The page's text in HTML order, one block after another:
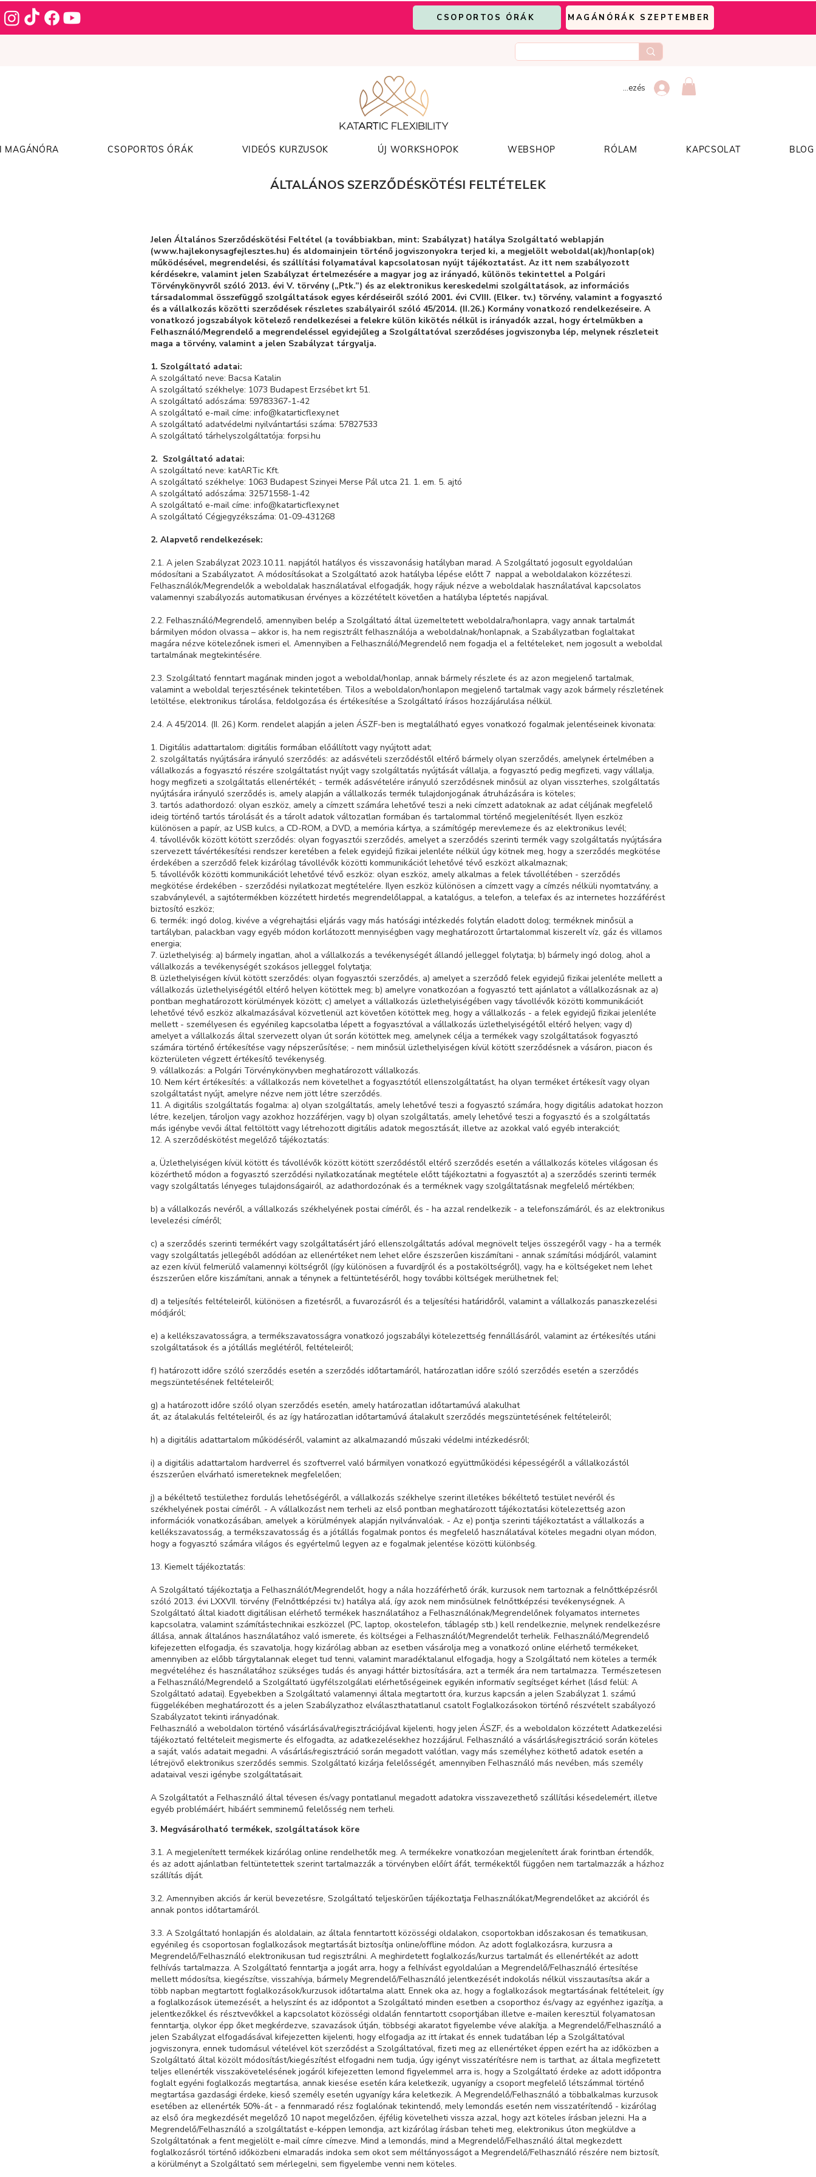
CSOPORTOS ÓRÁK MAGÁNÓRÁK SZEPTEMBER
Bejelentkezés
MAGÁNÓRA CSOPORTOS ÓRÁK VIDEÓS KURZUSOK ÚJ WORKSHOPOK WEBSHOP RÓLAM KAPCSOLAT BLOG
ÁLTALÁNOS SZERZŐDÉSKÖTÉSI FELTÉTELEK
Jelen Általános Szerződéskötési Feltétel (a továbbiakban, mint: Szabályzat) hatálya Szolgáltató weblapján
(www.hajlekonysagfejlesztes.hu) és aldomainjein történő jogviszonyokra terjed ki, a megjelölt weboldal(ak)/honlap(ok)
működésével, megrendelési, és szállítási folyamatával kapcsolatosan nyújt tájékoztatást. Az itt nem szabályozott
kérdésekre, valamint jelen Szabályzat értelmezésére a magyar jog az irányadó, különös tekintettel a Polgári
Törvénykönyvről szóló 2013. évi V. törvény („Ptk.”) és az elektronikus kereskedelmi szolgáltatások, az információs
társadalommal összefüggő szolgáltatások egyes kérdéseiről szóló 2001. évi CVIII. (Elker. tv.) törvény, valamint a fogyasztó
és a vállalkozás közötti szerződések részletes szabályairól szóló 45/2014. (II.26.) Kormány vonatkozó rendelkezéseire. A
vonatkozó jogszabályok kötelező rendelkezései a felekre külön kikötés nélkül is irányadók azzal, hogy értelmükben a
Felhasználó/Megrendelő a megrendeléssel egyidejűleg a Szolgáltatóval szerződéses jogviszonyba lép, melynek részleteit
maga a törvény, valamint a jelen Szabályzat tárgyalja.
1. Szolgáltató adatai:
A szolgáltató neve: Bacsa Katalin
A szolgáltató székhelye: 1073 Budapest Erzsébet krt 51.
A szolgáltató adószáma: 59783367-1-42
A szolgáltató e-mail címe: info@katarticflexy.net
A szolgáltató adatvédelmi nyilvántartási száma: 57827533
A szolgáltató tárhelyszolgáltatója: forpsi.hu
2. Szolgáltató adatai:
A szolgáltató neve: katARTic Kft.
A szolgáltató székhelye: 1063 Budapest Szinyei Merse Pál utca 21. 1. em. 5. ajtó
A szolgáltató adószáma: 32571558-1-42
A szolgáltató e-mail címe: info@katarticflexy.net
A szolgáltató Cégjegyzékszáma: 01-09-431268
2. Alapvető rendelkezések:
2.1. A jelen Szabályzat 2023.10.11. napjától hatályos és visszavonásig hatályban marad. A Szolgáltató jogosult egyoldalúan
módosítani a Szabályzatot. A módosításokat a Szolgáltató azok hatályba lépése előtt 7 nappal a weboldalakon közzéteszi.
Felhasználók/Megrendelők a weboldalak használatával elfogadják, hogy rájuk nézve a weboldalak használatával kapcsolatos
valamennyi szabályozás automatikusan érvényes a közzétételt követően a hatályba léptetés napjával.
2.2. Felhasználó/Megrendelő, amennyiben belép a Szolgáltató által üzemeltetett weboldalra/honlapra, vagy annak tartalmát
bármilyen módon olvassa – akkor is, ha nem regisztrált felhasználója a weboldalnak/honlapnak, a Szabályzatban foglaltakat
magára nézve kötelezőnek ismeri el. Amennyiben a Felhasználó/Megrendelő nem fogadja el a feltételeket, nem jogosult a weboldal
tartalmának megtekintésére.
2.3. Szolgáltató fenntart magának minden jogot a weboldal/honlap, annak bármely részlete és az azon megjelenő tartalmak,
valamint a weboldal terjesztésének tekintetében. Tilos a weboldalon/honlapon megjelenő tartalmak vagy azok bármely részletének
letöltése, elektronikus tárolása, feldolgozása és értékesítése a Szolgáltató írásos hozzájárulása nélkül.
2.4. A 45/2014. (II. 26.) Korm. rendelet alapján a jelen ÁSZF-ben is megtalálható egyes vonatkozó fogalmak jelentéseinek kivonata:
1. Digitális adattartalom: digitális formában előállított vagy nyújtott adat;
2. szolgáltatás nyújtására irányuló szerződés: az adásvételi szerződéstől eltérő bármely olyan szerződés, amelynek értelmében a
vállalkozás a fogyasztó részére szolgáltatást nyújt vagy szolgáltatás nyújtását vállalja, a fogyasztó pedig megfizeti, vagy vállalja,
hogy megfizeti a szolgáltatás ellenértékét; - termék adásvételére irányuló szerződésnek minősül az olyan visszterhes, szolgáltatás
nyújtására irányuló szerződés is, amely alapján a vállalkozás termék tulajdonjogának átruházására is köteles;
3. tartós adathordozó: olyan eszköz, amely a címzett számára lehetővé teszi a neki címzett adatoknak az adat céljának megfelelő
ideig történő tartós tárolását és a tárolt adatok változatlan formában és tartalommal történő megjelenítését. Ilyen eszköz
különösen a papír, az USB kulcs, a CD-ROM, a DVD, a memória kártya, a számítógép merevlemeze és az elektronikus levél;
4. távollévők között kötött szerződés: olyan fogyasztói szerződés, amelyet a szerződés szerinti termék vagy szolgáltatás nyújtására
szervezett távértékesítési rendszer keretében a felek egyidejű fizikai jelenléte nélkül úgy kötnek meg, hogy a szerződés megkötése
érdekében a szerződő felek kizárólag távollévők közötti kommunikációt lehetővé tévő eszközt alkalmaznak;
5. távollévők közötti kommunikációt lehetővé tévő eszköz: olyan eszköz, amely alkalmas a felek távollétében - szerződés
megkötése érdekében - szerződési nyilatkozat megtételére. Ilyen eszköz különösen a címzett vagy a címzés nélküli nyomtatvány, a
szabványlevél, a sajtótermékben közzétett hirdetés megrendelőlappal, a katalógus, a telefon, a telefax és az internetes hozzáférést
biztosító eszköz;
6. termék: ingó dolog, kivéve a végrehajtási eljárás vagy más hatósági intézkedés folytán eladott dolog; terméknek minősül a
tartályban, palackban vagy egyéb módon korlátozott mennyiségben vagy meghatározott űrtartalommal kiszerelt víz, gáz és villamos
energia;
7. üzlethelyiség: a) bármely ingatlan, ahol a vállalkozás a tevékenységét állandó jelleggel folytatja; b) bármely ingó dolog, ahol a
vállalkozás a tevékenységét szokásos jelleggel folytatja;
8. üzlethelyiségen kívül kötött szerződés: olyan fogyasztói szerződés, a) amelyet a szerződő felek egyidejű fizikai jelenléte mellett a
vállalkozás üzlethelyiségétől eltérő helyen kötöttek meg; b) amelyre vonatkozóan a fogyasztó tett ajánlatot a vállalkozásnak az a)
pontban meghatározott körülmények között; c) amelyet a vállalkozás üzlethelyiségében vagy távollévők közötti kommunikációt
lehetővé tévő eszköz alkalmazásával közvetlenül azt követően kötöttek meg, hogy a vállalkozás - a felek egyidejű fizikai jelenléte
mellett - személyesen és egyénileg kapcsolatba lépett a fogyasztóval a vállalkozás üzlethelyiségétől eltérő helyen; vagy d)
amelyet a vállalkozás által szervezett olyan út során kötöttek meg, amelynek célja a termékek vagy szolgáltatások fogyasztó
számára történő értékesítése vagy népszerűsítése; - nem minősül üzlethelyiségen kívül kötött szerződésnek a vásáron, piacon és
közterületen végzett értékesítő tevékenység.
9. vállalkozás: a Polgári Törvénykönyvben meghatározott vállalkozás.
10. Nem kért értékesítés: a vállalkozás nem követelhet a fogyasztótól ellenszolgáltatást, ha olyan terméket értékesít vagy olyan
szolgáltatást nyújt, amelyre nézve nem jött létre szerződés.
11. A digitális szolgáltatás fogalma: a) olyan szolgáltatás, amely lehetővé teszi a fogyasztó számára, hogy digitális adatokat hozzon
létre, kezeljen, tároljon vagy azokhoz hozzáférjen, vagy b) olyan szolgáltatás, amely lehetővé teszi a fogyasztó és a szolgáltatás
más igénybe vevői által feltöltött vagy létrehozott digitális adatok megosztását, illetve az azokkal való egyéb interakciót;
12. A szerződéskötést megelőző tájékoztatás:
a, Üzlethelyiségen kívül kötött és távollévők között kötött szerződéstől eltérő szerződés esetén a vállalkozás köteles világosan és
közérthető módon a fogyasztó szerződési nyilatkozatának megtétele előtt tájékoztatni a fogyasztót a) a szerződés szerinti termék
vagy szolgáltatás lényeges tulajdonságairól, az adathordozónak és a terméknek vagy szolgáltatásnak megfelelő mértékben;
b) a vállalkozás nevéről, a vállalkozás székhelyének postai címéről, és - ha azzal rendelkezik - a telefonszámáról, és az elektronikus
levelezési címéről;
c) a szerződés szerinti termékért vagy szolgáltatásért járó ellenszolgáltatás adóval megnövelt teljes összegéről vagy - ha a termék
vagy szolgáltatás jellegéből adódóan az ellenértéket nem lehet előre észszerűen kiszámítani - annak számítási módjáról, valamint
az ezen kívül felmerülő valamennyi költségről (így különösen a fuvardíjról és a postaköltségről), vagy, ha e költségeket nem lehet
észszerűen előre kiszámítani, annak a ténynek a feltüntetéséről, hogy további költségek merülhetnek fel;
d) a teljesítés feltételeiről, különösen a fizetésről, a fuvarozásról és a teljesítési határidőről, valamint a vállalkozás panaszkezelési
módjáról;
e) a kellékszavatosságra, a termékszavatosságra vonatkozó jogszabályi kötelezettség fennállásáról, valamint az értékesítés utáni
szolgáltatások és a jótállás meglétéről, feltételeiről;
f) határozott időre szóló szerződés esetén a szerződés időtartamáról, határozatlan időre szóló szerződés esetén a szerződés
megszüntetésének feltételeiről;
g) a határozott időre szóló olyan szerződés esetén, amely határozatlan időtartamúvá alakulhat
át, az átalakulás feltételeiről, és az így határozatlan időtartamúvá átalakult szerződés megszüntetésének feltételeiről;
h) a digitális adattartalom működéséről, valamint az alkalmazandó műszaki védelmi intézkedésről;
i) a digitális adattartalom hardverrel és szoftverrel való bármilyen vonatkozó együttműködési képességéről a vállalkozástól
észszerűen elvárható ismereteknek megfelelően;
j) a békéltető testülethez fordulás lehetőségéről, a vállalkozás székhelye szerint illetékes békéltető testület nevéről és
székhelyének postai címéről. - A vállalkozást nem terheli az első pontban meghatározott tájékoztatási kötelezettség azon
információk vonatkozásában, amelyek a körülmények alapján nyilvánvalóak. - Az e) pontja szerinti tájékoztatást a vállalkozás a
kellékszavatosság, a termékszavatosság és a jótállás fogalmak pontos és megfelelő használatával köteles megadni olyan módon,
hogy a fogyasztó számára világos és egyértelmű legyen az e fogalmak jelentése közötti különbség.
13. Kiemelt tájékoztatás:
A Szolgáltató tájékoztatja a Felhasználót/Megrendelőt, hogy a nála hozzáférhető órák, kurzusok nem tartoznak a felnőttképzésről
szóló 2013. évi LXXVII. törvény (Felnőttképzési tv.) hatálya alá, így azok nem minősülnek felnőttképzési tevékenységnek. A
Szolgáltató által kiadott digitálisan elérhető termékek használatához a Felhasználónak/Megrendelőnek folyamatos internetes
kapcsolatra, valamint számítástechnikai eszközzel (PC, laptop, okostelefon, táblagép stb.) kell rendelkeznie, melynek rendelkezésre
állása, annak általános használatához való ismerete, és költségei a Felhasználót/Megrendelőt terhelik. Felhasználó/Megrendelő
kifejezetten elfogadja, és szavatolja, hogy kizárólag abban az esetben vásárolja meg a vonatkozó online elérhető termékeket,
amennyiben az előbb tárgytalannak eleget tud tenni, valamint maradéktalanul elfogadja, hogy a Szolgáltató nem köteles a termék
megvételéhez és használatához szükséges tudás és anyagi háttér biztosítására, azt a termék ára nem tartalmazza. Természetesen
a Felhasználó/Megrendelő a Szolgáltató ügyfélszolgálati elérhetőségeinek egyikén informatív segítséget kérhet (lásd felül: A
Szolgáltató adatai). Egyebekben a Szolgáltató valamennyi általa megtartott óra, kurzus kapcsán a jelen Szabályzat 1. számú
függelékében meghatározott és a jelen Szabályzathoz elválaszthatatlanul csatolt Foglalkozásokon történő részvételt szabályozó
Szabályzatot tekinti irányadónak.
Felhasználó a weboldalon történő vásárlásával/regisztrációjával kijelenti, hogy jelen ÁSZF, és a weboldalon közzétett Adatkezelési
tájékoztató feltételeit megismerte és elfogadta, az adatkezelésekhez hozzájárul. Felhasználó a vásárlás/regisztráció során köteles
a saját, valós adatait megadni. A vásárlás/regisztráció során megadott valótlan, vagy más személyhez köthető adatok esetén a
létrejövő elektronikus szerződés semmis. Szolgáltató kizárja felelősségét, amennyiben Felhasználó más nevében, más személy
adataival veszi igénybe szolgáltatásait.
A Szolgáltatót a Felhasználó által tévesen és/vagy pontatlanul megadott adatokra visszavezethető szállítási késedelemért, illetve
egyéb problémáért, hibáért semminemű felelősség nem terheli.
3. Megvásárolható termékek, szolgáltatások köre
3.1. A megjelenített termékek kizárólag online rendelhetők meg. A termékekre vonatkozóan megjelenített árak forintban értendők,
és az adott ajánlatban feltüntetettek szerint tartalmazzák a törvényben előírt áfát, termékektől függően nem tartalmazzák a házhoz
szállítás díját.
3.2. Amennyiben akciós ár kerül bevezetésre, Szolgáltató teljeskörűen tájékoztatja Felhasználókat/Megrendelőket az akcióról és
annak pontos időtartamáról.
3.3. A Szolgáltató honlapján és aloldalain, az általa fenntartott közösségi oldalakon, csoportokban időszakosan és tematikusan,
egyénileg és csoportosan foglalkozások megtartását biztosítja online/offline módon. Az adott foglalkozásra, kurzusra a
Megrendelő/Felhasználó elektronikusan tud regisztrálni. A meghirdetett foglalkozás/kurzus tartalmát és ellenértékét az adott
felhívás tartalmazza. A Szolgáltató fenntartja a jogát arra, hogy a felhívást egyoldalúan a Megrendelő/Felhasználó értesítése
mellett módosítsa, kiegészítse, visszahívja, bármely Megrendelő/Felhasználó jelentkezését indokolás nélkül visszautasítsa akár a
több napban megtartott foglalkozások/kurzusok időtartalma alatt. Ennek oka az, hogy a foglalkozások megtartásának feltételeit, így
a foglalkozások ütemezését, a helyszínt és az időpontot a Szolgáltató minden esetben a csoporthoz és/vagy az egyénhez igazítja, a
jelentkezőkkel és résztvevőkkel a kapcsolatot közösségi oldalán fenntartott csoportjában illetve e-mailen keresztül folyamatosan
fenntartja, olykor épp őket megkérdezve, szavazások útján, többségi akaratot figyelembe véve alakítja. a Megrendelő/Felhasználó a
jelen Szabályzat elfogadásával kifejezetten kijelenti, hogy elfogadja az itt írtakat és ennek tudatában lép a Szolgáltatóval
jogviszonyra, ennek tudomásul vételével köt szerződést a Szolgáltatóval, fizeti meg az ellenértéket éppen ezért ha az időközben a
Szolgáltató által közölt módosítást/kiegészítést elfogadni nem tudja, úgy igényt visszatérítésre nem is tarthat, az általa megfizetett
teljes ellenérték visszakövetelésének jogáról kifejezetten lemond figyelemmel arra is, hogy a Szolgáltató érdeke az adott időpontra
foglalt egyéni foglalkozás megtartása, annak kiesése esetén kára keletkezik, ugyanígy a csoport megfelelő létszámmal történő
megtartása gazdasági érdeke, kieső személy esetén ugyanígy kára keletkezik. A Megrendelő/Felhasználó a többalkalmas kurzusok
esetében az ellenérték 50%-át - a fennmaradó rész foglalónak tekintendő, mely lemondás esetén nem visszatérítendő - kizárólag
az első óra megkezdését megelőző 10 napot megelőzően, éjfélig követelheti vissza azzal, hogy azt köteles írásban jelezni. Ha a
Megrendelő/Felhasználó a szolgáltatást e-képpen lemondja, azt kizárólag írásban teheti meg, elektronikus úton megküldve a
Szolgáltatónak a fent megjelölt e-mail címre címezve. Mind a lemondás, mind a Megrendelő/Felhasználó által megkezdett
foglalkozásról történő időközbeni elmaradás indoka sem okot sem méltányosságot a Megrendelő/Felhasználó részére nem biztosít,
a körülményt a Szolgáltató sem mérlegelni, sem figyelembe venni nem köteles.